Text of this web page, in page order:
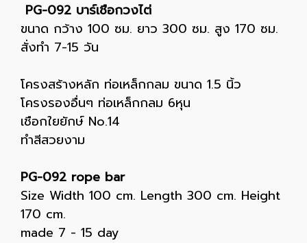
PG-092 บาร์เชือกวงไต่
ขนาด กว้าง 100 ซม. ยาว 300 ซม. สูง 170 ซม.
สั่งทำ 7-15 วัน
โครงสร้างหลัก ท่อเหล็กกลม ขนาด 1.5 นิ้ว
โครงรองอื่นๆ ท่อเหล็กกลม 6หุน
เชือกใยยักษ์ No.14
ทำสีสวยงาม
PG-092 rope bar
Size Width 100 cm. Length 300 cm. Height
170 cm.
made 7 - 15 day